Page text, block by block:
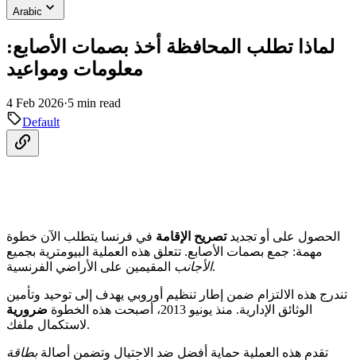
Arabic
لماذا تطلب المحافظة أخذ بصمات الأصابع:
معلومات ومواعيد
4 Feb 2026·5 min read
Default
الحصول على أو تجديدتصريح الإقامة في فرنسا يتطلب الآن خطوة
مهمة: جمع بصمات الأصابع. تتعلق هذه العملية البيومترية بجميع
الأجانبالمقيمين على الأراضي الفرنسية.
تندرج هذه الالتزام ضمن إطار تنظيم أوروبي يهدف إلى توحيد وتأمين
الوثائق الإدارية. منذ يونيو 2013، أصبحت هذه الخطوة
ضرورية
لاستكمال ملفك.
تقدم هذه العملية حماية أفضل ضد الاحتيال وتضمن أصالةبطاقة